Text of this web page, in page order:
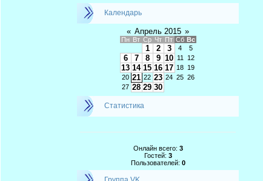
Календарь
« Апрель 2015 »
Пн Вт Ср Чт Пт Сб Вс
1 2 3 4 5
6 7 8 9 10 11 12
13 14 15 16 17 18 19
20 21 22 23 24 25 26
27 28 29 30
Статистика
Онлайн всего: 3
Гостей: 3
Пользователей: 0